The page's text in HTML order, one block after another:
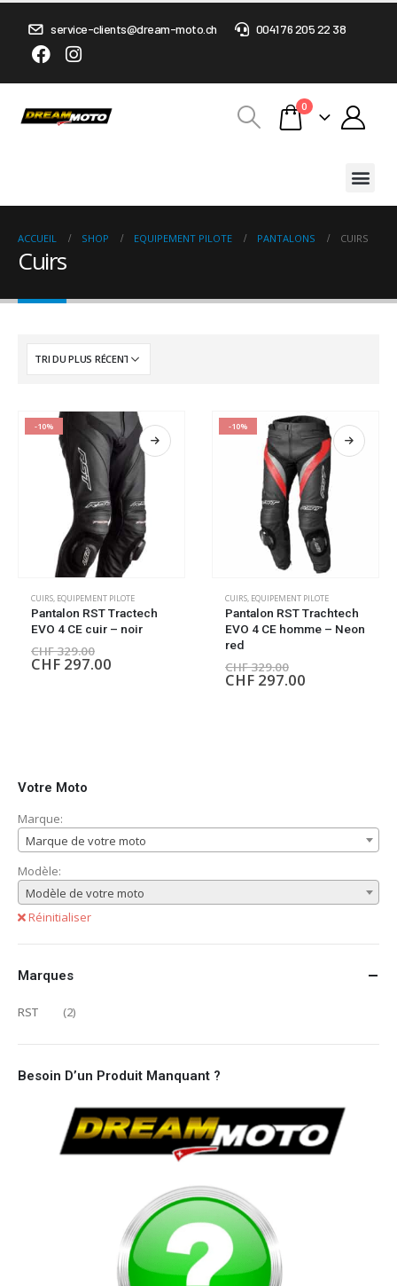
service-clients@dream-moto.ch 0041 76 205 22 38
0
ACCUEIL SHOP EQUIPEMENT PILOTE PANTALONS CUIRS
Cuirs
-10%
CUIRS, EQUIPEMENT PILOTE
Pantalon RST Tractech
EVO 4 CE cuir – noir
CHF329.00
CHF 297.00
-10%
CUIRS, EQUIPEMENT PILOTE
Pantalon RST Trachtech
EVO 4 CE homme – Neon
red
CHF329.00
CHF 297.00
Votre Moto
Marque:
Marque de votre moto
Modèle:
Modèle de votre moto
Réinitialiser
Marques
RST (2)
Besoin D’un Produit Manquant ?